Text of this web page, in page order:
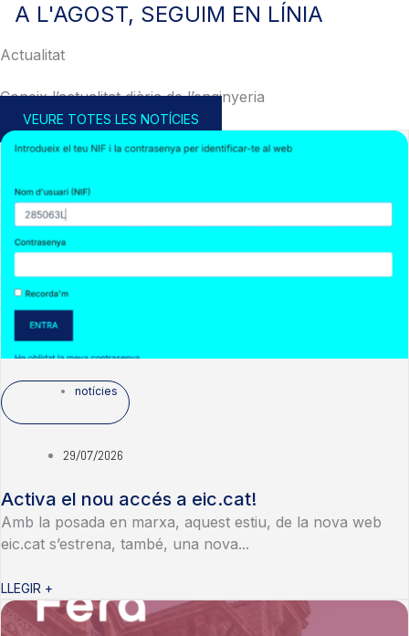
A L'AGOST, SEGUIM EN LÍNIA
Actualitat
Coneix l’actualitat diària de l’enginyeria
VEURE TOTES LES NOTÍCIES
notícies
29/07/2026
Activa el nou accés a eic.cat!
Amb la posada en marxa, aquest estiu, de la nova web
eic.cat s’estrena, també, una nova...
LLEGIR +